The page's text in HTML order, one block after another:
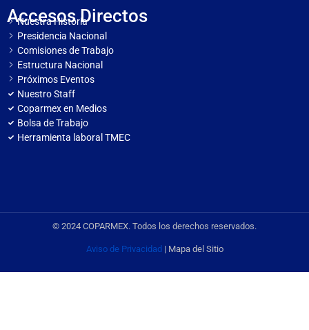
Accesos Directos
Nuestra Historia
Presidencia Nacional
Comisiones de Trabajo
Estructura Nacional
Próximos Eventos
Nuestro Staff
Coparmex en Medios
Bolsa de Trabajo
Herramienta laboral TMEC
© 2024 COPARMEX. Todos los derechos reservados.
Aviso de Privacidad| Mapa del Sitio